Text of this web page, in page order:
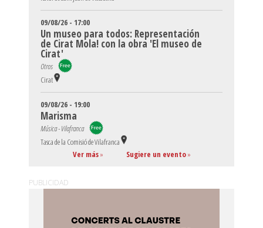
09/08/26 - 17:00
Un museo para todos: Representación
de Cirat Mola! con la obra 'El museo de
Cirat'
Otros
Cirat
09/08/26 - 19:00
Marisma
Música - Vilafranca
Tasca de la Comisió de Vilafranca
Ver más» Sugiere un evento»
PUBLICIDAD